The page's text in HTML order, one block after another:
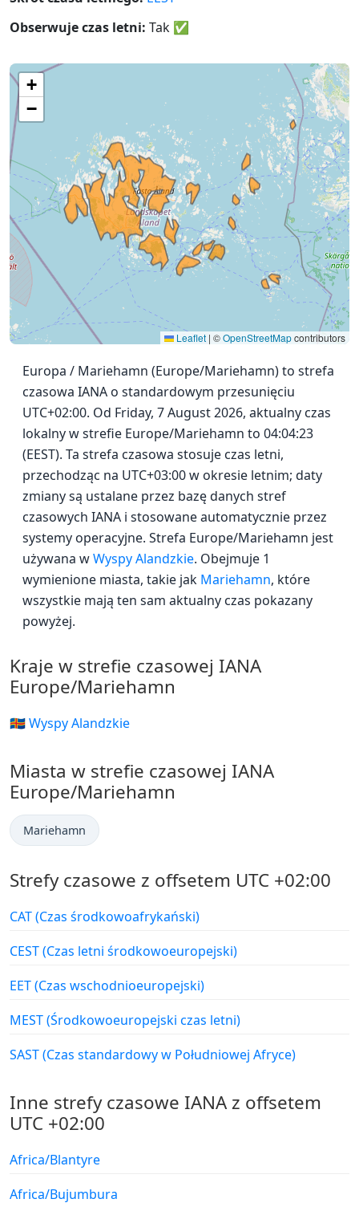
Obserwuje czas letni: Tak ✅
+
−
Leaflet | ©OpenStreetMapcontributors
Europa / Mariehamn (Europe/Mariehamn) to strefa
czasowa IANA o standardowym przesunięciu
UTC+02:00. Od Friday, 7 August 2026, aktualny czas
lokalny w strefie Europe/Mariehamn to 04:04:23
(EEST). Ta strefa czasowa stosuje czas letni,
przechodząc na UTC+03:00 w okresie letnim; daty
zmiany są ustalane przez bazę danych stref
czasowych IANA i stosowane automatycznie przez
systemy operacyjne. Strefa Europe/Mariehamn jest
używana wWyspy Alandzkie. Obejmuje 1
wymienione miasta, takie jak Mariehamn, które
wszystkie mają ten sam aktualny czas pokazany
powyżej.
Kraje w strefie czasowej IANA
Europe/Mariehamn
🇦🇽 Wyspy Alandzkie
Miasta w strefie czasowej IANA
Europe/Mariehamn
Mariehamn
Strefy czasowe z offsetem UTC +02:00
CAT (Czas środkowoafrykański)
CEST (Czas letni środkowoeuropejski)
EET (Czas wschodnioeuropejski)
MEST (Środkowoeuropejski czas letni)
SAST (Czas standardowy w Południowej Afryce)
Inne strefy czasowe IANA z offsetem
UTC +02:00
Africa/Blantyre
Africa/Bujumbura